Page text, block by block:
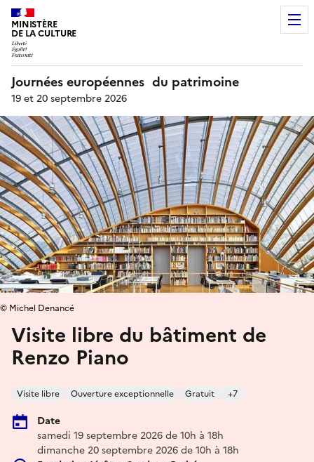
MINISTÈRE
DE LA CULTURE
Journées européennes du patrimoine
19 et 20 septembre 2026
Visite libre du bâtiment de
Renzo Piano
Visite libre Ouverture exceptionnelle Gratuit +7
Date
samedi 19 septembre 2026 de 10h à 18h
dimanche 20 septembre 2026 de 10h à 18h
© Michel Denancé